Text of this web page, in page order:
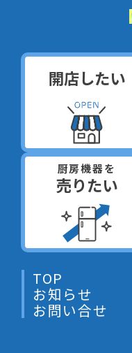
開店したい
厨房機器を
売りたい
TOP
お知らせ
お問い合せ